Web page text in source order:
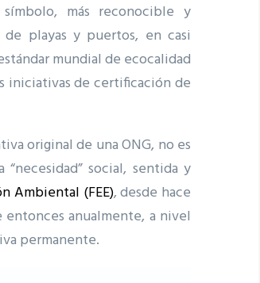
más reconocible y
playas y puertos, en casi
mundial de ecocalidad
iniciativas de certificación de
original de una ONG, no es
social, sentida y
Ambiental (FEE), desde hace
entonces anualmente, a nivel
permanente.